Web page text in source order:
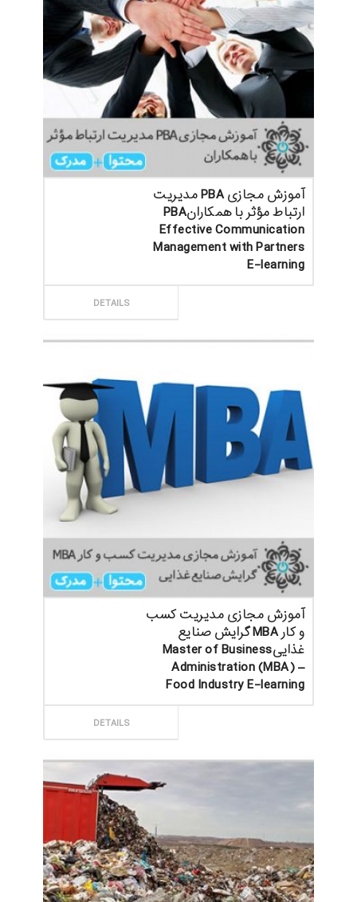
آموزش مجازی PBA مدیریت
ارتباط مؤثر با همکارانPBA
Effective Communication
Management with Partners
E-learning
DETAILS
آموزش مجازی مدیریت کسب
و کار MBA گرایش صنایع
غذاییMaster of Business
Administration (MBA) –
Food Industry E-learning
DETAILS